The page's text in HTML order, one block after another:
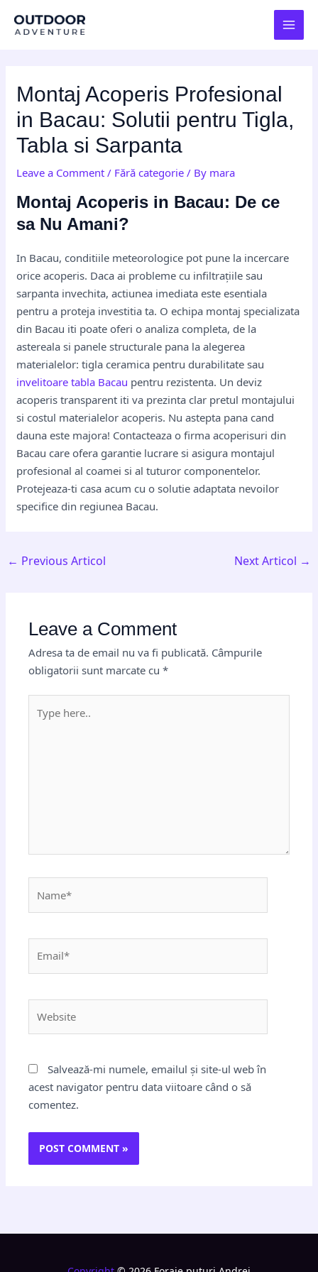
Montaj Acoperis Profesional
in Bacau: Solutii pentru Tigla,
Tabla si Sarpanta
Leave a Comment / Fără categorie / By mara
Montaj Acoperis in Bacau: De ce
sa Nu Amani?
In Bacau, conditiile meteorologice pot pune la incercare
orice acoperis. Daca ai probleme cu infiltrațiile sau
sarpanta invechita, actiunea imediata este esentiala
pentru a proteja investitia ta. O echipa montaj specializata
din Bacau iti poate oferi o analiza completa, de la
astereala si panele structurale pana la alegerea
materialelor: tigla ceramica pentru durabilitate sau
invelitoare tabla Bacau pentru rezistenta. Un deviz
acoperis transparent iti va prezinta clar pretul montajului
si costul materialelor acoperis. Nu astepta pana cand
dauna este majora! Contacteaza o firma acoperisuri din
Bacau care ofera garantie lucrare si asigura montajul
profesional al coamei si al tuturor componentelor.
Protejeaza-ti casa acum cu o solutie adaptata nevoilor
specifice din regiunea Bacau.
navigation
← Previous Articol Next Articol →
Leave a Comment
Adresa ta de email nu va fi publicată. Câmpurile
obligatorii sunt marcate cu*
here..
Salvează-mi numele, emailul și site-ul web în
acest navigator pentru data viitoare când o să
comentez.